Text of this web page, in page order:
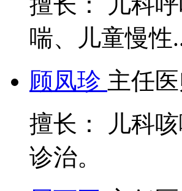
喘、儿童慢性
顾凤珍 主任
擅长： 儿科
诊治。